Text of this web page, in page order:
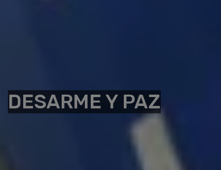
DESARME Y PAZ